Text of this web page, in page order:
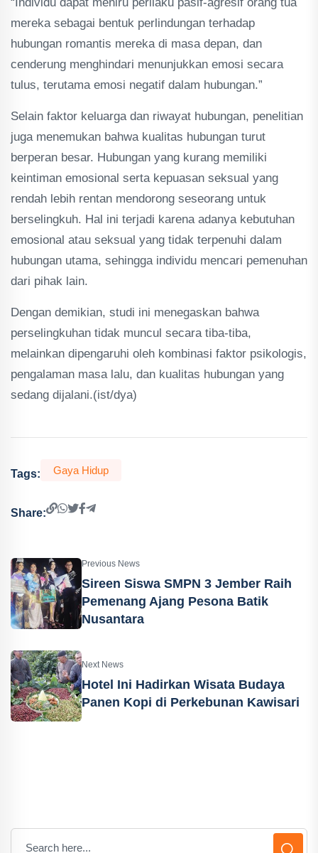
mereka sebagai bentuk perlindungan terhadap
hubungan romantis mereka di masa depan, dan
cenderung menghindari menunjukkan emosi secara
tulus, terutama emosi negatif dalam hubungan.”
Selain faktor keluarga dan riwayat hubungan, penelitian
juga menemukan bahwa kualitas hubungan turut
berperan besar. Hubungan yang kurang memiliki
keintiman emosional serta kepuasan seksual yang
rendah lebih rentan mendorong seseorang untuk
berselingkuh. Hal ini terjadi karena adanya kebutuhan
emosional atau seksual yang tidak terpenuhi dalam
hubungan utama, sehingga individu mencari pemenuhan
dari pihak lain.
Dengan demikian, studi ini menegaskan bahwa
perselingkuhan tidak muncul secara tiba-tiba,
melainkan dipengaruhi oleh kombinasi faktor psikologis,
pengalaman masa lalu, dan kualitas hubungan yang
sedang dijalani.(ist/dya)
Tags: Gaya Hidup
Share:
Previous News
Sireen Siswa SMPN 3 Jember Raih
Pemenang Ajang Pesona Batik
Nusantara
Next News
Hotel Ini Hadirkan Wisata Budaya
Panen Kopi di Perkebunan Kawisari